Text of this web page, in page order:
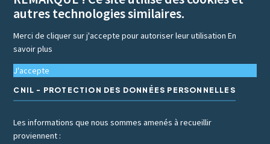
autres technologies similaires.
Merci de cliquer sur j'accepte pour autoriser leur utilisationEn
savoir plus
J'accepte
CNIL - PROTECTION DES DONNÉES PERSONNELLES
Les informations que nous sommes amenés à recueillir
proviennent :